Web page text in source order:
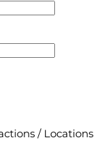
/ Locations